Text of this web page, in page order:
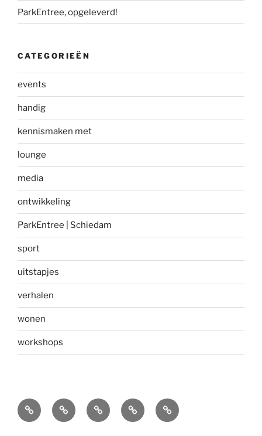
ParkEntree, opgeleverd!
CATEGORIEËN
events
handig
kennismaken met
lounge
media
ontwikkeling
ParkEntree | Schiedam
sport
uitstapjes
verhalen
wonen
workshops
Home
Over
Vitaal&Zo
Blue
Zones
ParkEntreeContact